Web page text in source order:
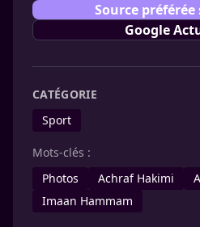
Source préférée
Google
CATÉGORIE
Sport
Mots-clés :
Photos
Achraf Hakimi
Imaan Hammam